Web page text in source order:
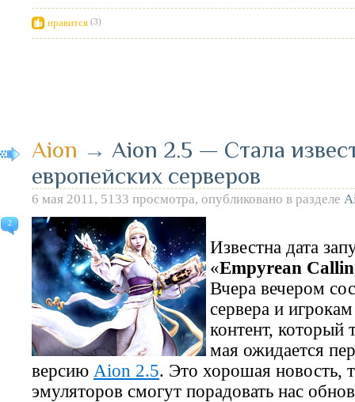
нравится (3)
2
Aion → Aion 2.5 — Стала
европейских серверов
6 мая 2011, 5133 просмотра, опубликовано в разделе
Известна дата
«Empyrean
Вчера вечером
сервера и
контент,
мая ожидается
версию Aion 2.5. Это хорошая новость,
эмуляторов смогут порадовать нас